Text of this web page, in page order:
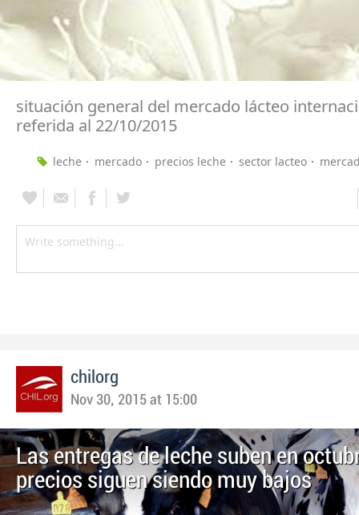
situación general del mercado lácteo
referida al 22/10/2015
leche mercado precios leche sector lacteo
chilorg
Nov 30, 2015 at 15:00
Las entregas de leche suben en
precios siguen siendo muy bajos